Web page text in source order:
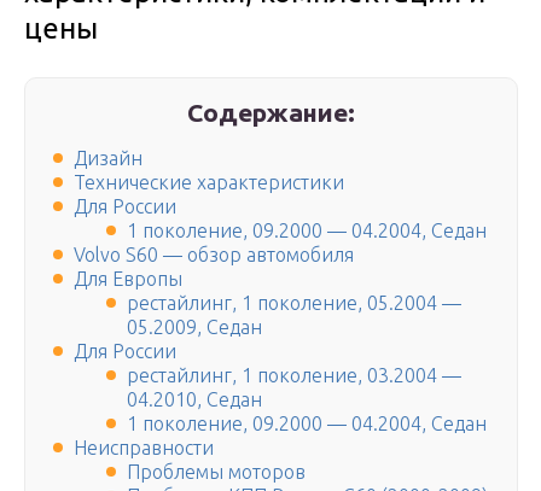
цены
Содержание:
Дизайн
Технические характеристики
Для России
1 поколение, 09.2000 — 04.2004, Седан
Volvo S60 — обзор автомобиля
Для Европы
рестайлинг, 1 поколение, 05.2004 —
05.2009, Седан
Для России
рестайлинг, 1 поколение, 03.2004 —
04.2010, Седан
1 поколение, 09.2000 — 04.2004, Седан
Неисправности
Проблемы моторов